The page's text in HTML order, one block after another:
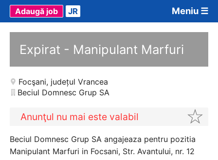
Meniu ☰
Adaugă job JR
Expirat - Manipulant Marfuri
Focşani, județul Vrancea
Beciul Domnesc Grup SA
Anunţul nu mai este valabil
Beciul Domnesc Grup SA angajeaza pentru pozitia
Manipulant Marfuri in Focsani, Str. Avantului, nr. 12